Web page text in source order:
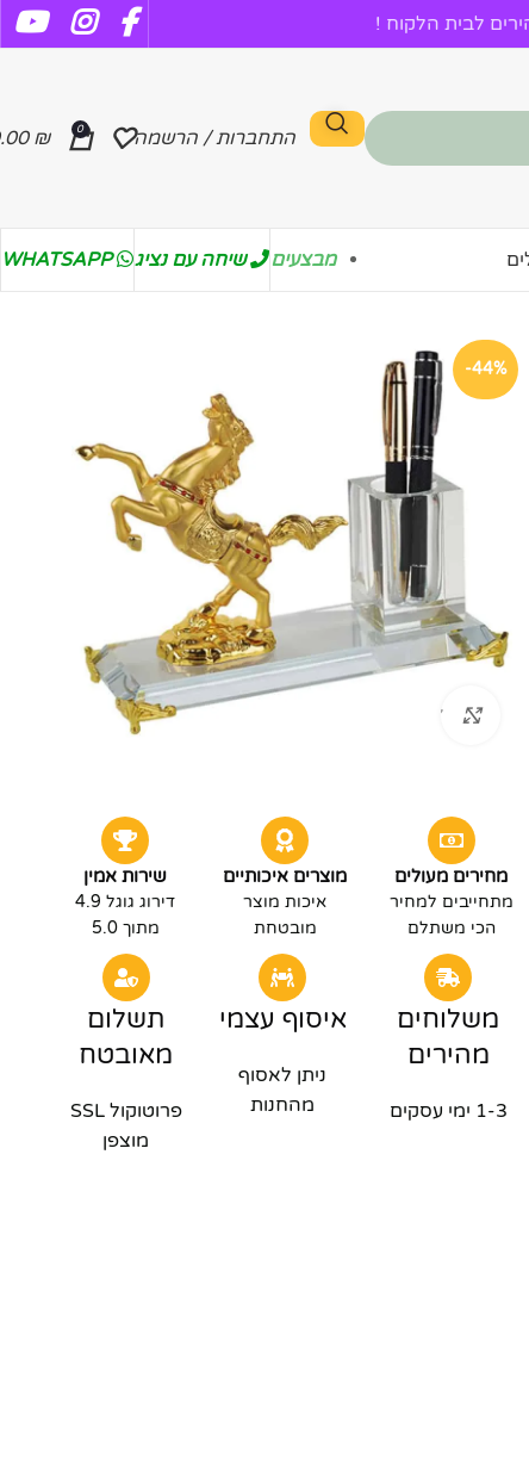
לבית הלקוח !
התחברות / הרשמה 0
₪
מבצעים שיחה עם נציג WHATSAPP
-44%
מחירים מעולים
מתחייבים למחיר
הכי משתלם
מוצרים איכותיים
איכות מוצר
מובטחת
שירות אמין
דירוג גוגל 4.9
מתוך 5.0
משלוחים
מהירים
1-3 ימי עסקים
איסוף עצמי
ניתן לאסוף
מהחנות
תשלום
מאובטח
פרוטוקול SSL
מוצפן